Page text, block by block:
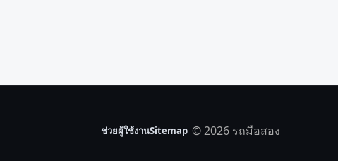
ช่วยผู้ใช้งานSitemap © 2026 รถมือสอง